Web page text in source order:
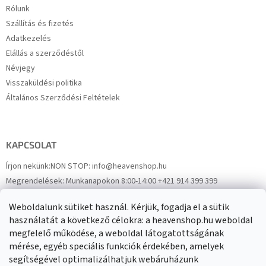
Weboldalunk sütiket használ. Kérjük, fogadja el a sütik
használatát a következő célokra: a heavenshop.hu weboldal
megfelelő működése, a weboldal látogatottságának
mérése, egyéb speciális funkciók érdekében, amelyek
segítségével optimalizálhatjuk webáruházunk
Rólunk
Szállítás és fizetés
Adatkezelés
Elállás a szerződéstől
Névjegy
Visszaküldési politika
Általános Szerződési Feltételek
KAPCSOLAT
Írjon nekünk:NON STOP: info@heavenshop.hu
Megrendelések:Munkanapokon 8:00-14:00 +421 914 399 399
FacebookHeavenShop.sk
Eredményeink